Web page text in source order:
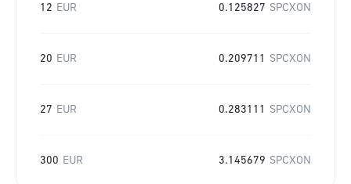
12 EUR 0.125827 SPCXON
20 EUR 0.209711 SPCXON
27 EUR 0.283111 SPCXON
300 EUR 3.145679 SPCXON